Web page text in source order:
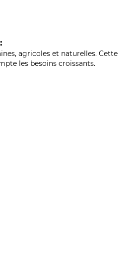
agricoles et naturelles. Cette
les besoins croissants.